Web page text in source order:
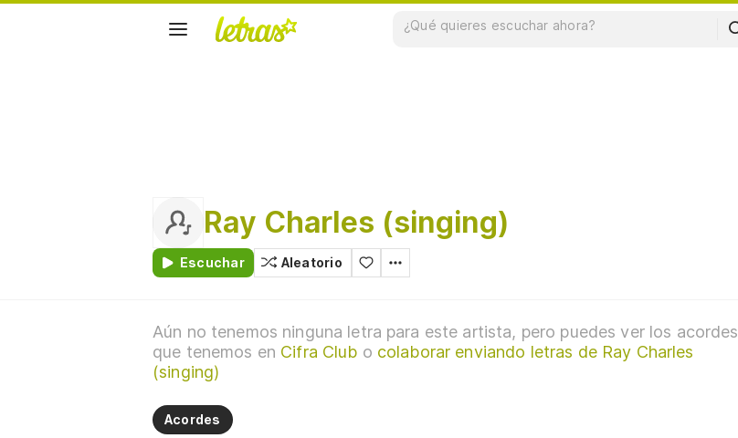
Ray Charles (singing)
Escuchar Aleatorio
Aún no tenemos ninguna letra para este artista, pero puedes ver los acordes
que tenemos en Cifra Club o colaborar enviando letras de Ray Charles
(singing)
Acordes